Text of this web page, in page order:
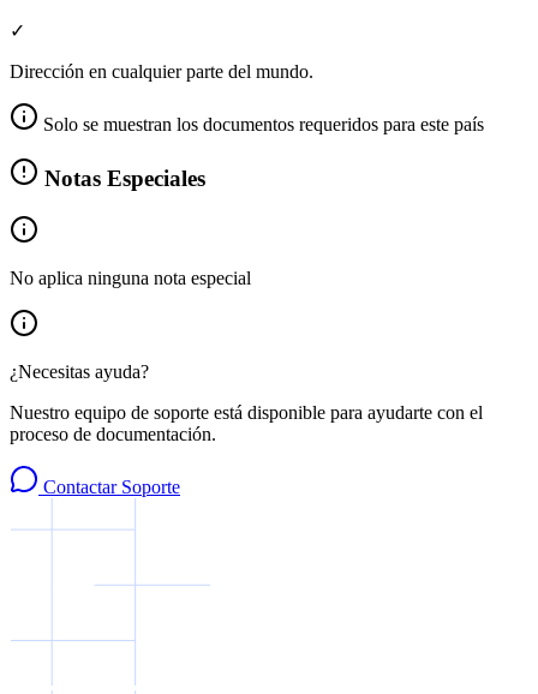
✓
Dirección en cualquier parte del mundo.
Solo se muestran los documentos requeridos para este país
Notas Especiales
No aplica ninguna nota especial
¿Necesitas ayuda?
Nuestro equipo de soporte está disponible para ayudarte con el
proceso de documentación.
Contactar Soporte